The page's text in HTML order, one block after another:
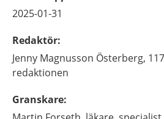
2025-01-31
Redaktör:
Jenny Magnusson Österberg,
redaktionen
Granskare: